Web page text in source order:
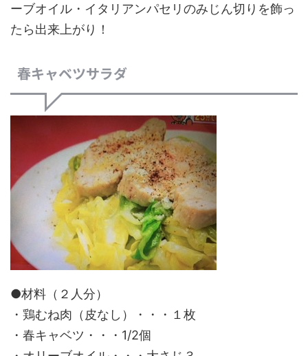
ーブオイル・イタリアンパセリのみじん切りを飾っ
たら出来上がり！
春キャベツサラダ
●材料（２人分）
・鶏むね肉（皮なし）・・・１枚
・春キャベツ・・・1/2個